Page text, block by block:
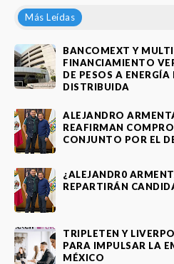
Más Leídas
BANCOMEXT Y
FINANCIAMIENTO
DE PESOS A
DISTRIBUIDA
ALEJANDRO
REAFIRMAN
CONJUNTO POR EL
¿ALEJANDR0
REPARTIRÁN
TRIPLETEN Y
PARA IMPULSAR LA
MÉXICO